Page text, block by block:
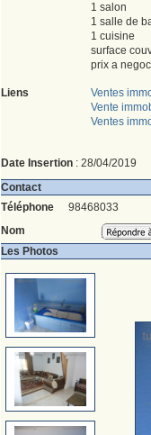
1 salon
1 salle de
1 cuisine
surface
prix a
Liens
Ventes
Vente
Ventes
Date Insertion: 28/04/2019
Contact
Téléphone
98468033
Nom
Les Photos